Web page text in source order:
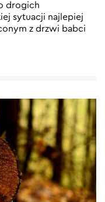
drogich
sytuacji najlepiej
z drzwi babci